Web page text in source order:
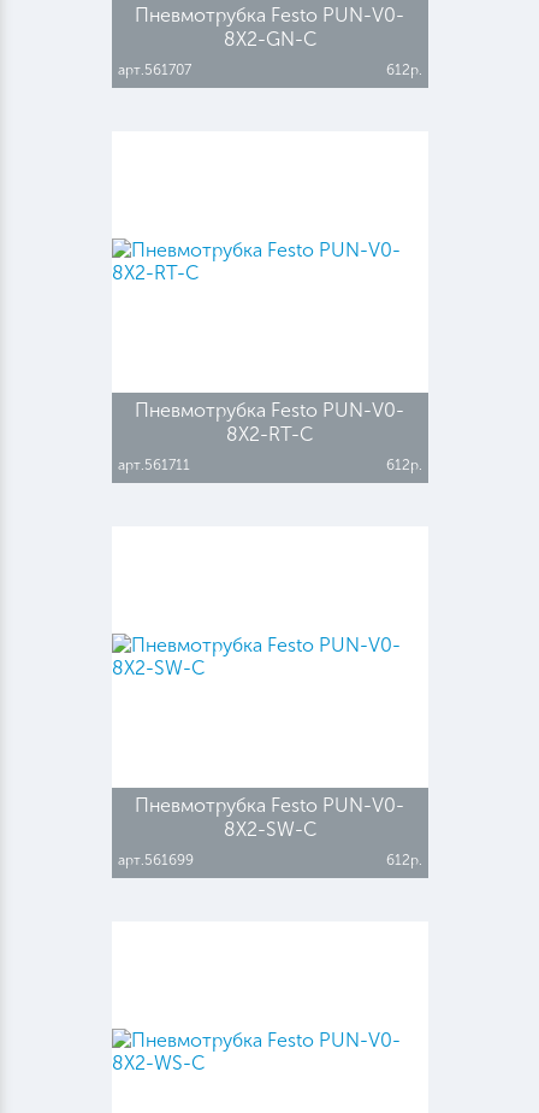
Пневмотрубка Festo PUN-V0-
8X2-GN-C
арт.561707 612р.
Пневмотрубка Festo PUN-V0-
8X2-RT-C
арт.561711 612р.
Пневмотрубка Festo PUN-V0-
8X2-SW-C
арт.561699 612р.